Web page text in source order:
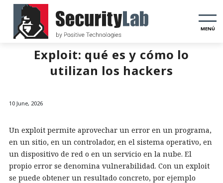
MENÚ
Exploit: qué es y cómo lo
utilizan los hackers
10 June, 2026
Un exploit permite aprovechar un error en un programa,
en un sitio, en un controlador, en el sistema operativo, en
un dispositivo de red o en un servicio en la nube. El
propio error se denomina vulnerabilidad. Con un exploit
se puede obtener un resultado concreto, por ejemplo